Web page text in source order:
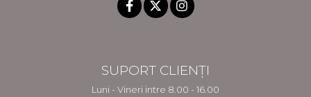
SUPORT CLIENȚI
Luni - Vineri intre 8.00 - 16.00